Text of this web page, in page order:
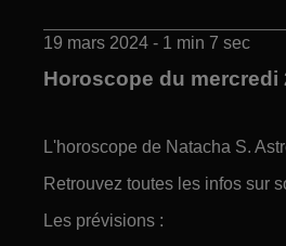
19 mars 2024 - 1 min 7 sec
Horoscope du mercredi
L'horoscope de Natacha S.
Retrouvez toutes les infos sur
Les prévisions :